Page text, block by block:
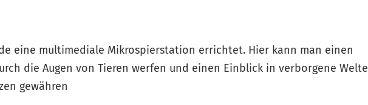
eine multimediale Mikrospierstation errichtet. Hier kann man einen
die Augen von Tieren werfen und einen Einblick in verborgene
gewähren